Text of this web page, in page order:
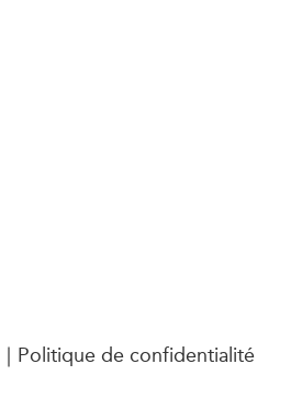
Politique de confidentialité